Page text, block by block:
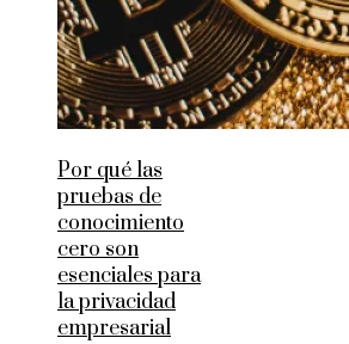
Por qué las
pruebas de
conocimiento
cero son
esenciales para
la privacidad
empresarial